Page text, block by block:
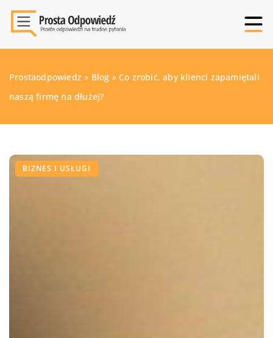
Prostaodpowiedz » Blog » Co zrobić, aby klienci zapamiętali
naszą firmę na dłużej?
BIZNES I USŁUGI